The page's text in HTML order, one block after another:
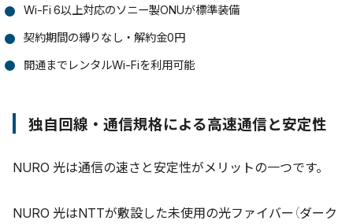
Wi-Fi 6以上対応のソニー製ONUが標準装備
契約期間の縛りなし・解約金0円
開通までレンタルWi-Fiを利用可能
独自回線・通信規格による高速通信と安定性
NURO 光は通信の速さと安定性がメリットの一つです。
NURO 光はNTTが敷設した未使用の光ファイバー（ダーク